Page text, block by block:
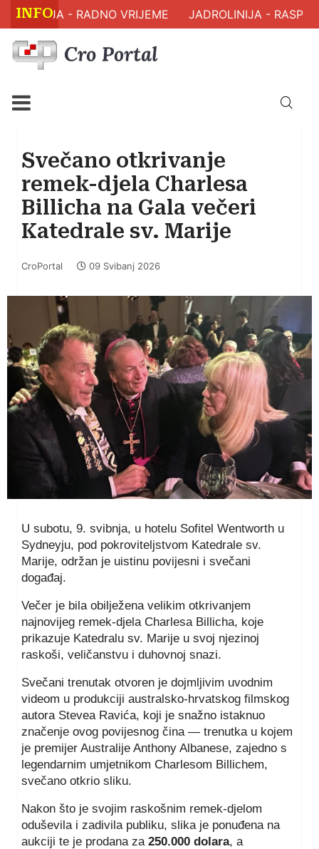
INFO- RADNO VRIJEME JADROLINIJA -
Svečano otkrivanje
remek-djela Charlesa
Billicha na Gala večeri
Katedrale sv. Marije
CroPortal 09 Svibanj 2026
U subotu, 9. svibnja, u hotelu Sofitel Wentworth u
Sydneyju, pod pokroviteljstvom Katedrale sv.
Marije, održan je uistinu povijesni i svečani
događaj.
Večer je bila obilježena velikim otkrivanjem
najnovijeg remek-djela Charlesa Billicha, koje
prikazuje Katedralu sv. Marije u svoj njezinoj
raskoši, veličanstvu i duhovnoj snazi.
Svečani trenutak otvoren je dojmljivim uvodnim
videom u produkciji australsko-hrvatskog filmskog
autora Stevea Ravića, koji je snažno istaknuo
značenje ovog povijesnog čina — trenutka u kojem
je premijer Australije Anthony Albanese, zajedno s
legendarnim umjetnikom Charlesom Billichem,
svečano otkrio sliku.
Nakon što je svojim raskošnim remek-djelom
oduševila i zadivila publiku, slika je ponuđena na
aukciji te je prodana za 250.000 dolara, a